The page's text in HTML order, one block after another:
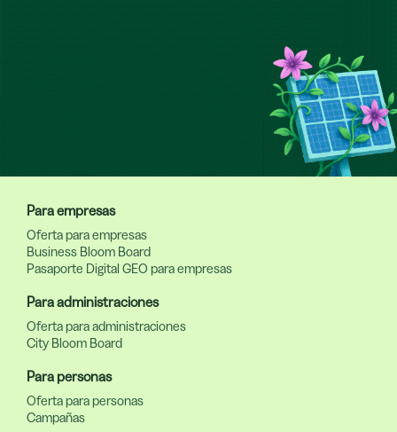
Para empresas
Oferta para empresas
Business Bloom Board
Pasaporte Digital GEO para empresas
Para administraciones
Oferta para administraciones
City Bloom Board
Para personas
Oferta para personas
Campañas